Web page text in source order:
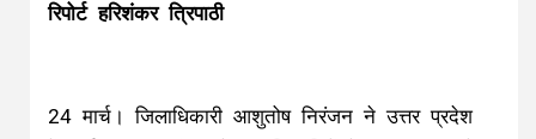
रिपोर्ट हरिशंकर त्रिपाठी
24 मार्च। जिलाधिकारी आशुतोष निरंजन ने उत्तर प्रदेश